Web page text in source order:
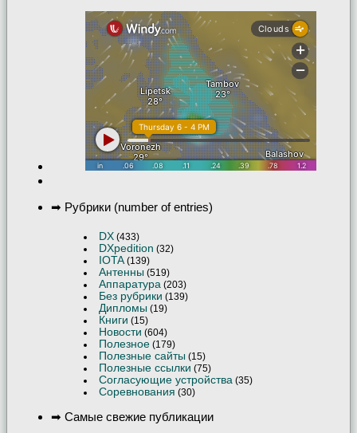
➡ Рубрики (number of entries)
DX (433)
DXpedition (32)
IOTA (139)
Антенны (519)
Аппаратура (203)
Без рубрики (139)
Дипломы (19)
Книги (15)
Новости (604)
Полезное (179)
Полезные сайты (15)
Полезные ссылки (75)
Согласующие устройства (35)
Соревнования (30)
➡ Самые свежие публикации